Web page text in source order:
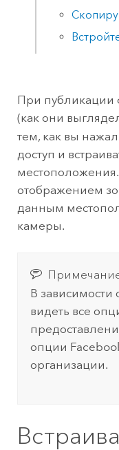
При публикации
(как они
тем, как вы
доступ и
отображением
данным
камеры.
В зависимости
видеть все
опции
организации.